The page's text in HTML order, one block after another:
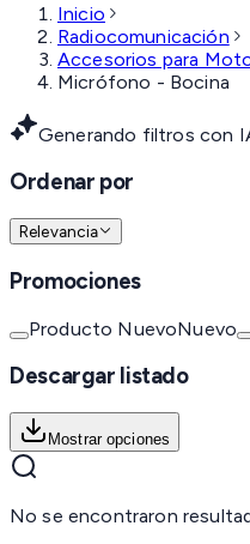
Inicio
Radiocomunicación
Accesorios para
Micrófono - Bocina
Generando filtros con
Ordenar por
Relevancia
Promociones
Producto NuevoNuevo
Descargar listado
Mostrar opciones
No se encontraron